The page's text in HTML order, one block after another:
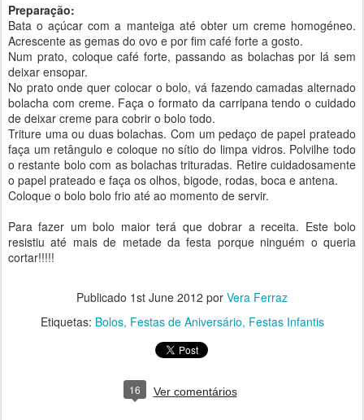
Preparação:
Bata o açúcar com a manteiga até obter um creme homogéneo.
Acrescente as gemas do ovo e por fim café forte a gosto.
Num prato, coloque café forte, passando as bolachas por lá sem
deixar ensopar.
No prato onde quer colocar o bolo, vá fazendo camadas alternado
bolacha com creme. Faça o formato da carripana tendo o cuidado
de deixar creme para cobrir o bolo todo.
Triture uma ou duas bolachas. Com um pedaço de papel prateado
faça um retângulo e coloque no sítio do limpa vidros. Polvilhe todo
o restante bolo com as bolachas trituradas. Retire cuidadosamente
o papel prateado e faça os olhos, bigode, rodas, boca e antena.
Coloque o bolo bolo frio até ao momento de servir.
Para fazer um bolo maior terá que dobrar a receita. Este bolo
resistiu até mais de metade da festa porque ninguém o queria
cortar!!!!!
Publicado 1st June 2012 por Vera Ferraz
Etiquetas: Bolos Festas de Aniversário Festas Infantis
16 Ver comentários